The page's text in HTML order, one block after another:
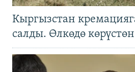
Кыргызстан
салды. Өлкөдө